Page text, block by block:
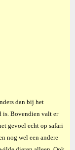
dan bij het
is. Bovendien valt er
gevoel echt op safari
nog wel een andere